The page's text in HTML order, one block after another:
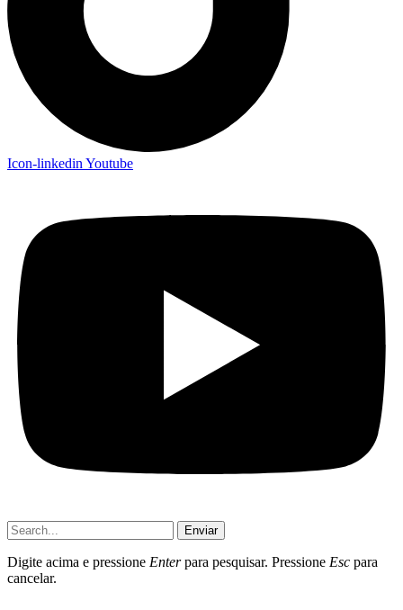
Icon-linkedin Youtube
Enviar
Digite acima e pressione Enterpara pesquisar. Pressione Esc para
cancelar.